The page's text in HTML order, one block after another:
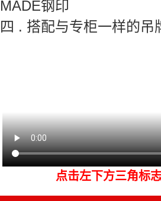
MADE钢印
四 . 搭配与专柜一样的吊
点击左下方三角标